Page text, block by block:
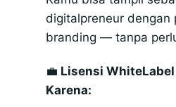
digitalpreneur dengan
branding — tanpa
💼 Lisensi
Karena: